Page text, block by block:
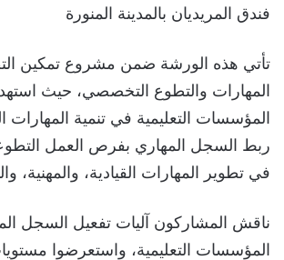
فندق المريديان بالمدينة المنورة
تأتي هذه الورشة ضمن مشروع تمكين
المهارات والتطوع التخصصي، حيث
المؤسسات التعليمية في تنمية المهارات
ربط السجل المهاري بفرص العمل
في تطوير المهارات القيادية، والمهنية،
ناقش المشاركون آليات تفعيل السجل
المؤسسات التعليمية، واستعرضوا